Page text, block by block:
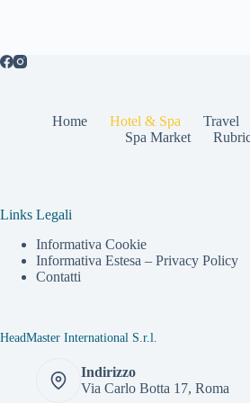
Home Hotel & Spa Travel
Spa Market
Links Legali
Informativa Cookie
Informativa Estesa – Privacy Policy
Contatti
HeadMaster International S.r.l.
Indirizzo
Via Carlo Botta 17, Roma